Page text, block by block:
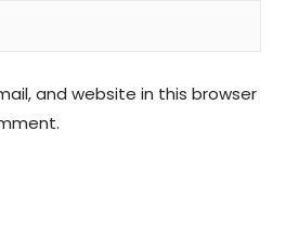
and website in this browser